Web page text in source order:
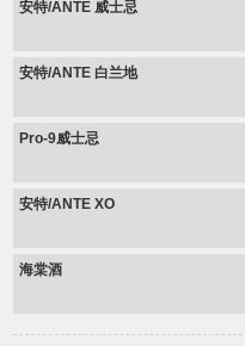
安特/ANTE 威士忌
安特/ANTE 白兰地
Pro-9威士忌
安特/ANTE XO
海棠酒